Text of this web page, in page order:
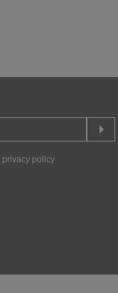
privacy policy